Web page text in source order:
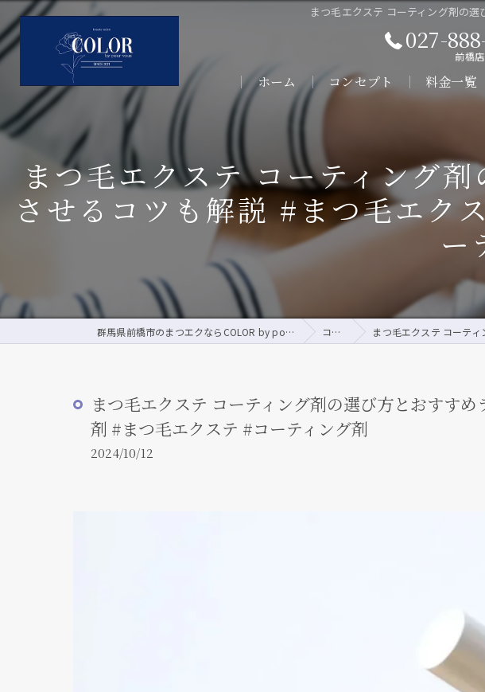
まつ毛エクステ コーティング剤の
027-
前橋店
ホーム コンセプト 料金一覧
まつ毛エクステ コーティング
させるコツも解説 #まつ毛エク
ー
群馬県前橋市のまつエクならCOLOR by pour vous コラム まつ毛エクステ コーティン
まつ毛エクステ コーティング剤の選び方とおすす
剤 #まつ毛エクステ #コーティング剤
2024/10/12